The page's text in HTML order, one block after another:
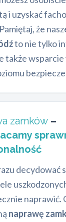
i uzyskać
że
to nie tylko
także
zamków –
decydować
naprawić.
naprawę